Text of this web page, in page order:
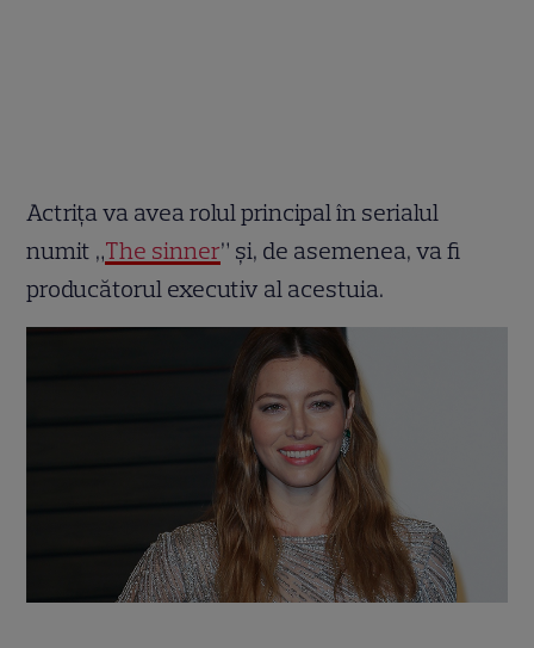
Actrița va avea rolul principal în serialul
numit „The sinner” și, de asemenea, va fi
producătorul executiv al acestuia.